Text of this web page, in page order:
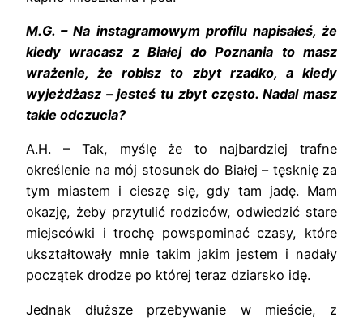
M.G. – Na instagramowym profilu napisałeś, że
kiedy wracasz z Białej do Poznania to masz
wrażenie, że robisz to zbyt rzadko, a kiedy
wyjeżdżasz – jesteś tu zbyt często. Nadal masz
takie odczucia?
A.H. – Tak, myślę że to najbardziej trafne
określenie na mój stosunek do Białej – tęsknię za
tym miastem i cieszę się, gdy tam jadę. Mam
okazję, żeby przytulić rodziców, odwiedzić stare
miejscówki i trochę powspominać czasy, które
ukształtowały mnie takim jakim jestem i nadały
początek drodze po której teraz dziarsko idę.
Jednak dłuższe przebywanie w mieście, z